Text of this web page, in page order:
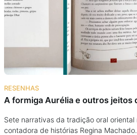
Eventos
Assine
Taba na Escola
RESENHAS
A formiga Aurélia e outros jeitos
Sete narrativas da tradição oral oriental
contadora de histórias Regina